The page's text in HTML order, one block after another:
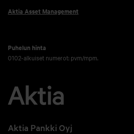
Aktia Asset Management
Puhelun hinta
0102-alkuiset numerot: pvm/mpm.
Aktia Pankki Oyj